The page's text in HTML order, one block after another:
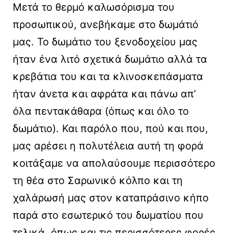
Μετά το θερμό καλωσόρισμα του
προσωπικού, ανεβήκαμε στο δωμάτιό
μας. Το δωμάτιο του ξενοδοχείου μας
ήταν ένα λιτό σχετικά δωμάτιο αλλά τα
κρεβάτια του και τα κλινοσκεπάσματα
ήταν άνετα και αφράτα και πάνω απ’
όλα πεντακάθαρα (όπως και όλο το
δωμάτιο). Και παρόλο που, πού και που,
μας αρέσει η πολυτέλεια αυτή τη φορά
κοιτάξαμε να απολαύσουμε περισσότερο
τη θέα στο Σαρωνικό κόλπο και τη
χαλάρωσή μας στον καταπράσινο κήπο
παρά στο εσωτερικό του δωματίου που